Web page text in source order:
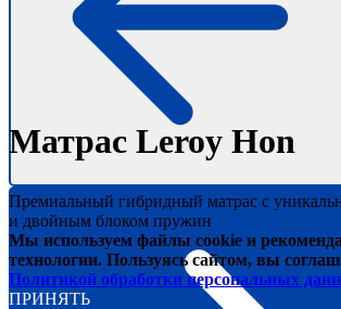
Матрас Leroy Hon
Премиальный гибридный матрас с
и двойным блоком пружин
Мы используем файлы cookie и
технологии. Пользуясь сайтом, вы
Политикой обработки персональных
ПРИНЯТЬ